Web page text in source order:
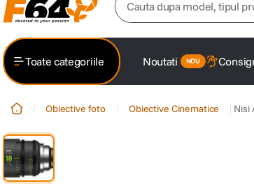
2. trepied
Toate categoriile Noutati
Obiective foto Obiective Cinematice Nisi